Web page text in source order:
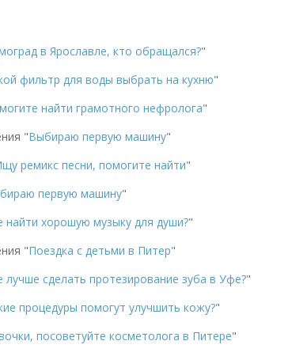
в Ярославле, кто обращался?"
фильтр для воды выбрать на кухню"
найти грамотного нефролога"
"Выбираю первую машину"
ремикс песни, помогите найти"
первую машину"
найти хорошую музыку для души?"
"Поездка с детьми в Питер"
лучше сделать протезирование зуба в Уфе?"
процедуры помогут улучшить кожу?"
посоветуйте косметолога в Питере"